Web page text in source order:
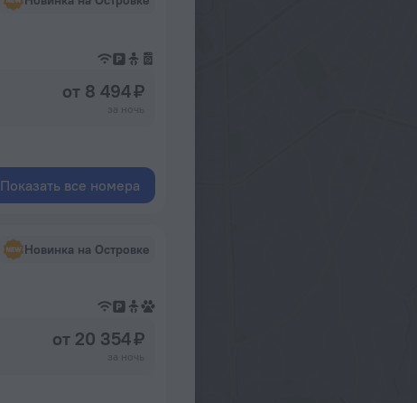
от 8 494 ₽
Показать все номера
Новинка на Островке
от 20 354 ₽